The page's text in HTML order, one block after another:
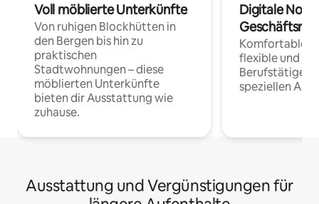
Voll möblierte Unterkünfte
Von ruhigen Blockhütten in
den Bergen bis hin zu
praktischen
Stadtwohnungen – diese
möblierten Unterkünfte
bieten dir Ausstattung wie
zuhause.
Digitale
Komfortable
flexible und
Berufstätige
speziellen
Ausstattung und Vergünstigungen für